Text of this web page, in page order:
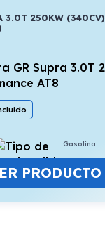
3.0T 250KW (340CV)
Gasolina
PRODUCTO